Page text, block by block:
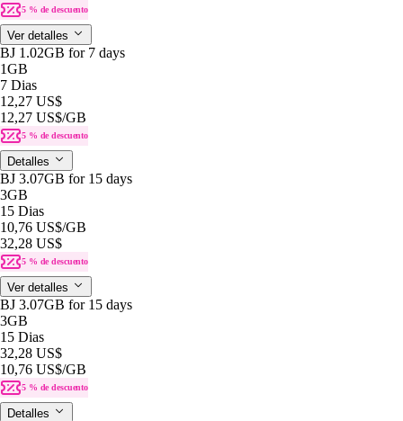
5 % de descuento
Ver detalles
BJ 1.02GB for 7 days
1GB
7 Dias
12,27 US$
12,27 US$/GB
5 % de descuento
Detalles
BJ 3.07GB for 15 days
3GB
15 Dias
10,76 US$/GB
32,28 US$
5 % de descuento
Ver detalles
BJ 3.07GB for 15 days
3GB
15 Dias
32,28 US$
10,76 US$/GB
5 % de descuento
Detalles